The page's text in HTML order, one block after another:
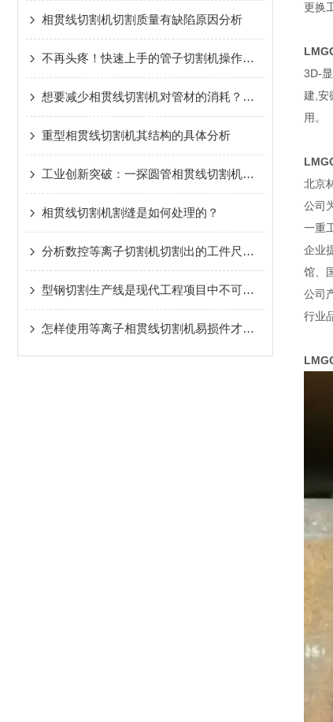
相贯线切割机切割质量有缺陷原因分析
不再头疼！快速上手的管子切割机操作指南
想要减少相贯线切割机对管材的消耗？这样做就可以了！
重型相贯线切割机其结构的具体分析
工业创新突破：一探圆管相贯线切割机内部构造
相贯线切割机割缝是如何处理的？
分析数控等离子切割机切割出的工件尺寸不准的原因
型钢切割生产线是现代工程项目中不可少的设备之一
怎样使用等离子相贯线切割机易损件才能保证切割质量
更换
3D-
建,安
用。
北京
公司
一重
企业
馆、
公司
行业